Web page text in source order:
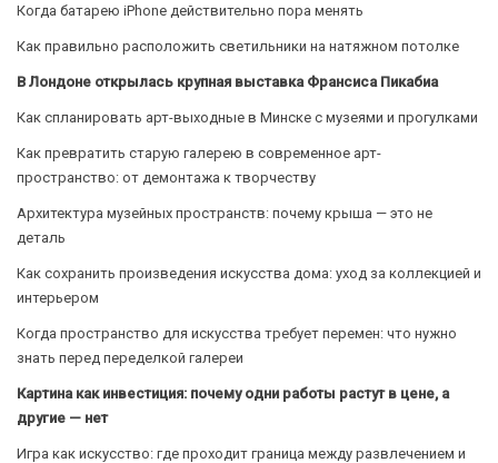
Когда батарею iPhone действительно пора менять
Как правильно расположить светильники на натяжном потолке
В Лондоне открылась крупная выставка Франсиса Пикабиа
Как спланировать арт-выходные в Минске с музеями и прогулками
Как превратить старую галерею в современное арт-
пространство: от демонтажа к творчеству
Архитектура музейных пространств: почему крыша — это не
деталь
Как сохранить произведения искусства дома: уход за коллекцией и
интерьером
Когда пространство для искусства требует перемен: что нужно
знать перед переделкой галереи
Картина как инвестиция: почему одни работы растут в цене, а
другие — нет
Игра как искусство: где проходит граница между развлечением и